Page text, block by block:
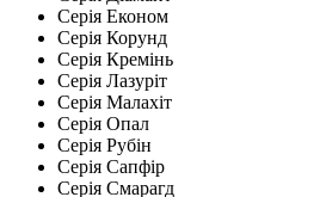
Серія Економ
Серія Корунд
Серія Кремінь
Серія Лазуріт
Серія Малахіт
Серія Опал
Серія Рубін
Серія Сапфір
Серія Смарагд